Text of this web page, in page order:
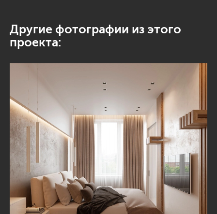
Другие фотографии из этого
проекта: